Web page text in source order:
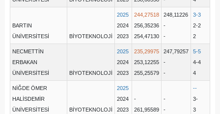
BARTIN
ÜNİVERSİTESİ
BİYOTEKNOLOJİ
2025
2024
2023
244,27518
256,35236
254,47130
248,11226
-
-
3-3
2-2
2
NECMETTİN
ERBAKAN
ÜNİVERSİTESİ
BİYOTEKNOLOJİ
2025
2024
2023
235,29975
253,12255
255,25579
247,79257
-
-
5-5
4-4
4
NİĞDE ÖMER
HALİSDEMİR
ÜNİVERSİTESİ
BİYOTEKNOLOJİ
2025
2024
2023
-
261,95589
-
-
--
3-
3